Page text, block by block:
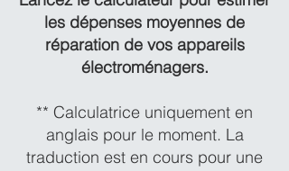
les dépenses moyennes de
réparation de vos appareils
électroménagers.
** Calculatrice uniquement en
anglais pour le moment. La
traduction est en cours pour une